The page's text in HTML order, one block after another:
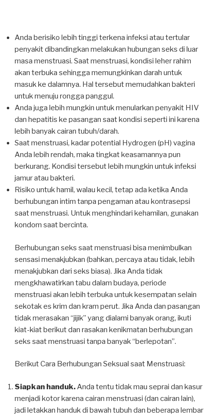
Anda berisiko lebih tinggi terkena infeksi atau tertular
penyakit dibandingkan melakukan hubungan seks di luar
masa menstruasi. Saat menstruasi, kondisi leher rahim
akan terbuka sehingga memungkinkan darah untuk
masuk ke dalamnya. Hal tersebut memudahkan bakteri
untuk menuju rongga panggul.
Anda juga lebih mungkin untuk menularkan penyakit HIV
dan hepatitis ke pasangan saat kondisi seperti ini karena
lebih banyak cairan tubuh/darah.
Saat menstruasi, kadar potential Hydrogen (pH) vagina
Anda lebih rendah, maka tingkat keasamannya pun
berkurang. Kondisi tersebut lebih mungkin untuk infeksi
jamur atau bakteri.
Risiko untuk hamil, walau kecil, tetap ada ketika Anda
berhubungan intim tanpa pengaman atau kontrasepsi
saat menstruasi. Untuk menghindari kehamilan, gunakan
kondom saat bercinta.
Berhubungan seks saat menstruasi bisa menimbulkan
sensasi menakjubkan (bahkan, percaya atau tidak, lebih
menakjubkan dari seks biasa). Jika Anda tidak
mengkhawatirkan tabu dalam budaya, periode
menstruasi akan lebih terbuka untuk kesempatan selain
sekotak es krim dan kram perut. Jika Anda dan pasangan
tidak merasakan “jijik” yang dialami banyak orang, ikuti
kiat-kiat berikut dan rasakan kenikmatan berhubungan
seks saat menstruasi tanpa banyak “berlepotan”.
Berikut Cara Berhubungan Seksual saat Menstruasi:
Siapkan handuk.Anda tentu tidak mau seprai dan kasur
menjadi kotor karena cairan menstruasi (dan cairan lain),
jadi letakkan handuk di bawah tubuh dan beberapa lembar